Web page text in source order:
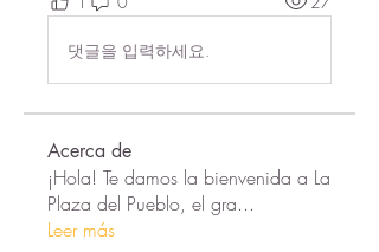
댓글을 입력하세요.
Acerca de
¡Hola! Te damos la bienvenida a La
Plaza del Pueblo, el gra...
Leer más